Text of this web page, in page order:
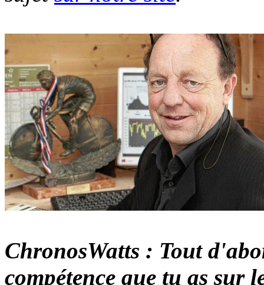
ChronosWatts : Tout
compétence que tu as sur